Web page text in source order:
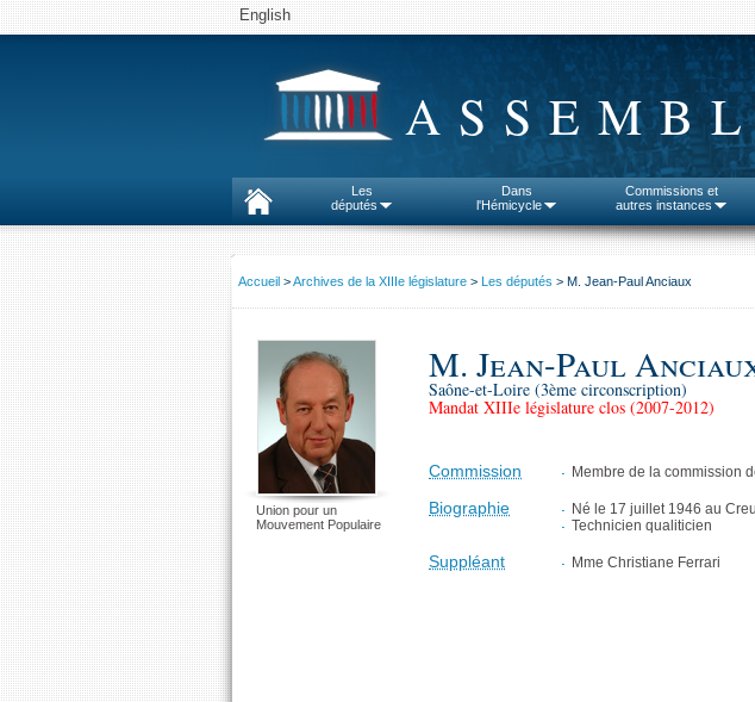
English
Les
députés
Dans
l'Hémicycle
Commissions et
autres instances
Accueil >Archives de la XIIIe législature > Les députés > M. Jean-Paul Anciaux
M. Jean-Paul
Saône-et-Loire (3ème circonscription)
Mandat XIIIe législature clos (2007-2012)
Commission Membre de la commission
Biographie
Né le 17 juillet 1946 au
Technicien qualiticien
Suppléant Mme Christiane Ferrari
Union pour un
Mouvement Populaire